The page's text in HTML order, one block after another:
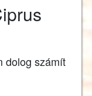
dolog számít